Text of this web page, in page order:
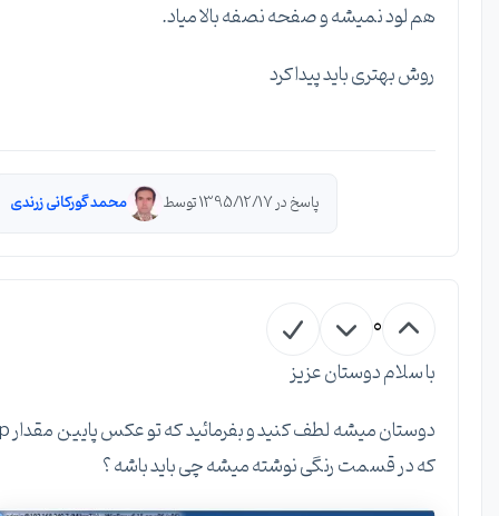
هم لود نمیشه و صفحه نصفه بالا میاد.
روش بهتری باید پیدا کرد
محمد گورکانی زرندی
با سلام دوستان عزیز
دوستان میشه لطف کنید و بفرمائید که تو عکس پایین مقدار ip
که در قسمت رنگی نوشته میشه چی باید باشه ؟